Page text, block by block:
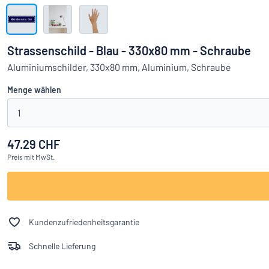
Das
Alle Kategorien anzeigen
Einloggen
Kundenservice
Privat
Deutsch
Strassenschild - Blau - 330x80 mm - Schraube
Aluminiumschilder, 330x80 mm, Aluminium, Schraube
Menge wählen
1
47.29 CHF
Preis mit MwSt.
Kundenzufriedenheitsgarantie
Schnelle Lieferung